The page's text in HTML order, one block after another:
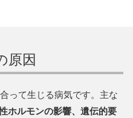
原因
って生じる病気です。主な
ホルモンの影響、遺伝的要